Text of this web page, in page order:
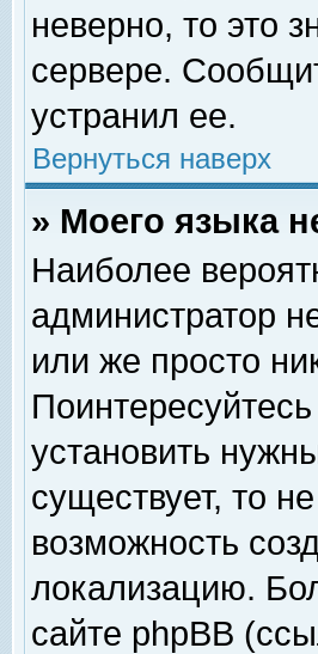
неверно, то это
сервере.
устранил ее.
Вернуться наверх
» Моего языка
Наиболее
администратор
или же просто
установить
существует, то
возможность
локализацию.
сайте phpBB